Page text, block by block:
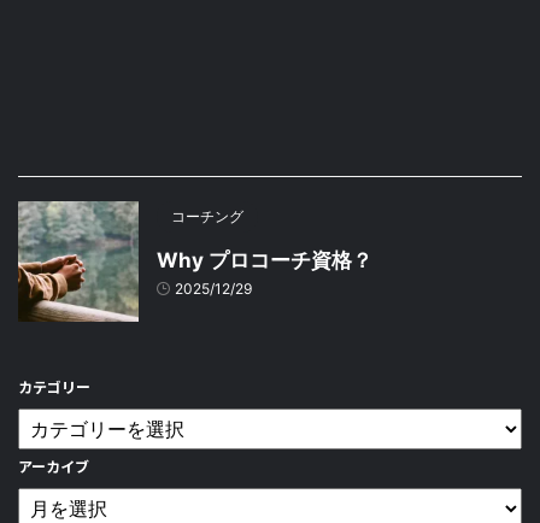
コーチング
Why プロコーチ資格？
2025/12/29
カテゴリー
アーカイブ